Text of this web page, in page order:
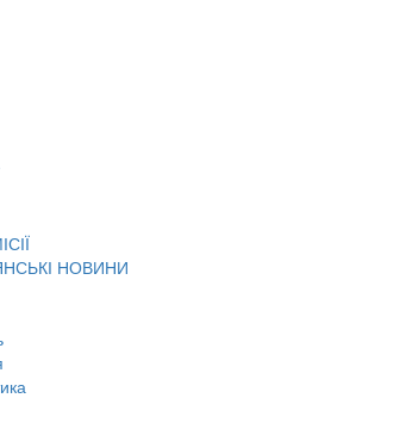
НОВИНИ